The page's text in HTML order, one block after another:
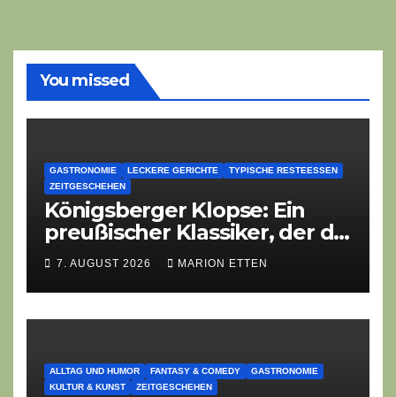
You missed
GASTRONOMIE LECKERE GERICHTE
TYPISCHE RESTEESSEN
ZEITGESCHEHEN
Königsberger Klopse: Ein
preußischer Klassiker, der die
Zeiten überdauert
7. AUGUST 2026 MARION ETTEN
ALLTAG UND HUMOR FANTASY & COMEDY
GASTRONOMIE
KULTUR & KUNST
ZEITGESCHEHEN